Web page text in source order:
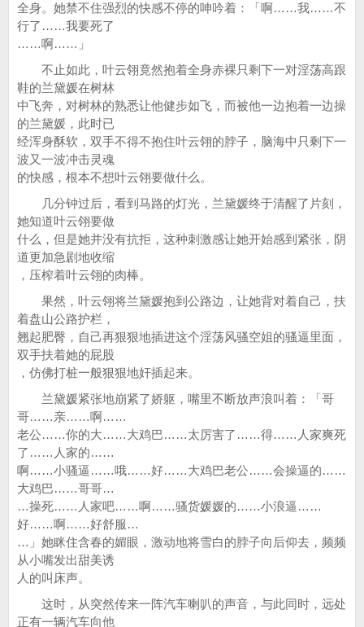
全身。她禁不住强烈的快感不停的呻吟着：「啊……我……不
行了……我要死了
……啊……」
不止如此，叶云翎竟然抱着全身赤裸只剩下一对淫荡高跟
鞋的兰黛媛在树林
中飞奔，对树林的熟悉让他健步如飞，而被他一边抱着一边操
的兰黛媛，此时已
经浑身酥软，双手不得不抱住叶云翎的脖子，脑海中只剩下一
波又一波冲击灵魂
的快感，根本不想叶云翎要做什么。
几分钟过后，看到马路的灯光，兰黛媛终于清醒了片刻，
她知道叶云翎要做
什么，但是她并没有抗拒，这种刺激感让她开始感到紧张，阴
道更加急剧地收缩
，压榨着叶云翎的肉棒。
果然，叶云翎将兰黛媛抱到公路边，让她背对着自己，扶
着盘山公路护栏，
翘起肥臀，自己再狠狠地插进这个淫荡风骚空姐的骚逼里面，
双手扶着她的屁股
，仿佛打桩一般狠狠地奸插起来。
兰黛媛紧张地崩紧了娇躯，嘴里不断放声浪叫着：「哥
哥……亲……啊……
老公……你的大……大鸡巴……太厉害了……得……人家爽死
了……人家的……
啊……小骚逼……哦……好……大鸡巴老公……会操逼的……
大鸡巴……哥哥…
…操死……人家吧……啊……骚货媛媛的……小浪逼……
好……啊……好舒服…
…」她眯住含春的媚眼，激动地将雪白的脖子向后仰去，频频
从小嘴发出甜美诱
人的叫床声。
这时，从突然传来一阵汽车喇叭的声音，与此同时，远处
正有一辆汽车向他